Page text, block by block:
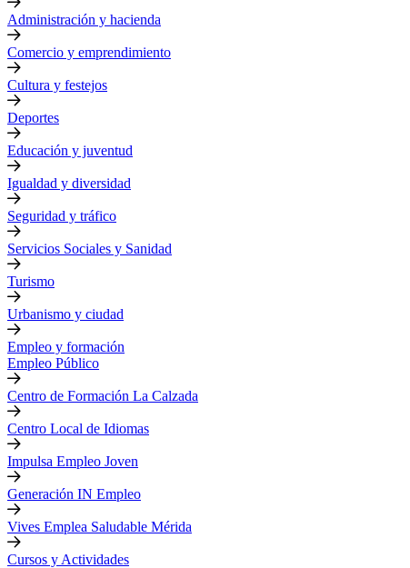
Administración y hacienda
Comercio y emprendimiento
Cultura y festejos
Deportes
Educación y juventud
Igualdad y diversidad
Seguridad y tráfico
Servicios Sociales y Sanidad
Turismo
Urbanismo y ciudad
Empleo y formación
Empleo Público
Centro de Formación La Calzada
Centro Local de Idiomas
Impulsa Empleo Joven
Generación IN Empleo
Vives Emplea Saludable Mérida
Cursos y Actividades